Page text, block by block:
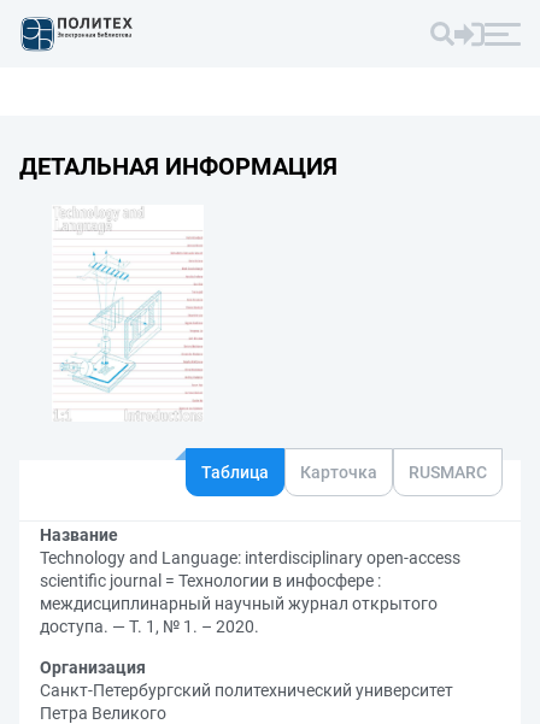
ДЕТАЛЬНАЯ ИНФОРМАЦИЯ
Таблица Карточка RUSMARC
Название
Technology and Language: interdisciplinary open-access
scientific journal = Технологии в инфосфере :
междисциплинарный научный журнал открытого
доступа. — Т. 1, № 1. – 2020.
Организация
Санкт-Петербургский политехнический университет
Петра Великого